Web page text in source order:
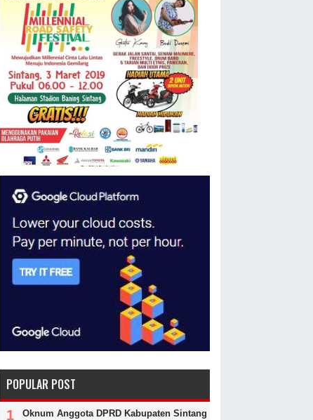
POPULAR POST
Oknum Anggota DPRD Kabupaten Sintang